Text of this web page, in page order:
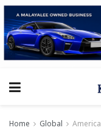
Home Global America